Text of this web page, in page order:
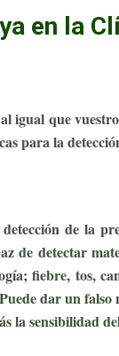
en la
igual que
para la
de la
de detectar
fiebre, tos,
dar un
la sensibilidad